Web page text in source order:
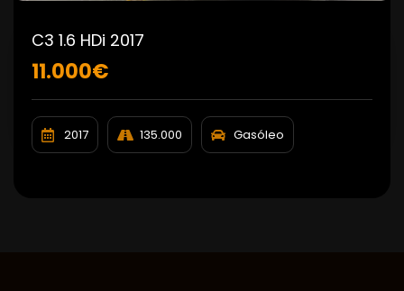
C3 1.6 HDi 2017
11.000€
2017 135.000 Gasóleo